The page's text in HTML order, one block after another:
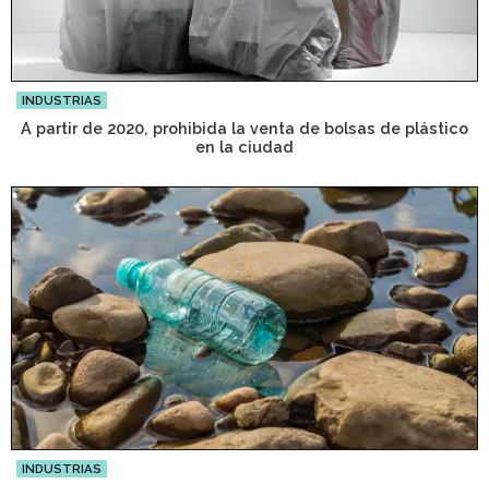
INDUSTRIAS
A partir de 2020, prohibida la venta de bolsas de plástico
en la ciudad
INDUSTRIAS